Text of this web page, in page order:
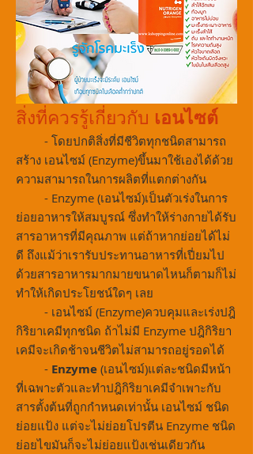
สิ่งที่ควรรู้เกี่ยวกับ เอนไซต์
- โดยปกติสิ่งที่มีชีวิตทุกชนิดสามารถ
สร้าง เอนไซม์ (Enzyme)ขึ้นมาใช้เองได้ด้วย
ความสามารถในการผลิตที่แตกต่างกัน
- Enzyme (เอนไซม์)เป็นตัวเร่งในการ
ย่อยอาหารให้สมบูรณ์ ซึ่งทำให้ร่างกายได้รับ
สารอาหารที่มีคุณภาพ แต่ถ้าหากย่อยได้ไม่
ดี ถึงแม้ว่าเรารับประทานอาหารที่เปี่ยมไป
ด้วยสารอาหารมากมายขนาดไหนก็ตามก็ไม่
ทำให้เกิดประโยชน์ใดๆ เลย
- เอนไซม์ (Enzyme)ควบคุมและเร่งปฎิ
กิริยาเคมีทุกชนิด ถ้าไม่มี Enzyme ปฎิกิริยา
เคมีจะเกิดช้าจนชีวิตไม่สามารถอยู่รอดได้
- Enzyme (เอนไซม์)แต่ละชนิดมีหน้า
ที่เฉพาะตัวและทำปฎิกิริยาเคมีจำเพาะกับ
สารตั้งต้นที่ถูกกำหนดเท่านั้น เอนไซม์ ชนิด
ย่อยแป้ง แต่จะไม่ย่อยโปรตีน Enzyme ชนิด
ย่อยไขมันก็จะไม่ย่อยแป้งเช่นเดียวกัน